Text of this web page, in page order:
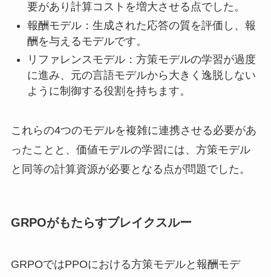
要があり計算コストを増大させる点でした。
報酬モデル：生成された応答の質を評価し、報
酬を与えるモデルです。
リファレンスモデル：方策モデルの学習が過度
に進み、元の言語モデルから大きく逸脱しない
ように制御する役割を持ちます。
これらの4つのモデルを複雑に連携させる必要があ
ったことと、価値モデルの学習には、方策モデル
と同等の計算資源が必要となる点が問題でした。
GRPOがもたらすブレイクスルー
GRPOではPPOにおける方策モデルと報酬モデ